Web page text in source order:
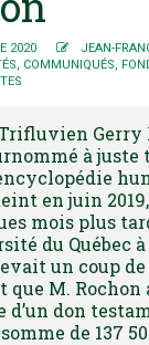
2020
JEAN-
, COMMUNIQUÉS,
Gerry
à juste
en juin 2019,
mois plus
du Québec
un coup
que M.
d’un don
de 137